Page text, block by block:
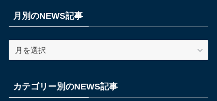
月別のNEWS記事
別
NEWS
記
カテゴリー別のNEWS記事